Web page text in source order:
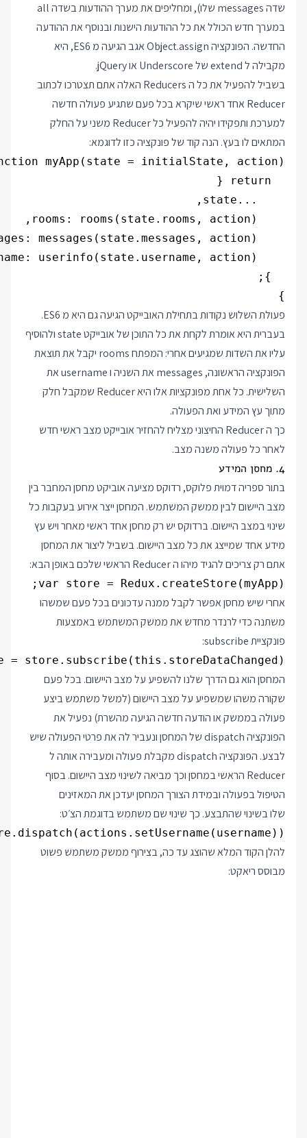
שדה messages שלו), ומחליפים את מערך ההודעות בשדה all
במערך חדש הכולל את כל ההודעות הישנות ובנוסף את ההודעה
החדשה. הפונקציה Object.assign אגב הגיעה מ ES6, היא
מקבילה ל extend של Underscore או jQuery.
בשביל להפעיל את כל ה Reducers האלה אתם תצטרכו לכתוב
Reducer אחד ראשי שיקרא בכל פעם שתגיע פעולה חדשה
למערכת ותפקידו יהיה להפעיל כל Reducer משני על החלק
המתאים לו בעץ. הנה קוד של פונקציה כזו לדוגמא:
}
פעולת השלוש נקודות בתחילת האובייקט הגיעה גם היא מ ES6.
בעברית היא אומרת לקחת את כל התוכן של אובייקט state ולהוסיף
עליו את השדות שמגיעים אחרי: המפתח rooms יקבל את תוצאת
הפונקציה הראשונה, messages את השניה ו username את
השלישית. כל אחת מפונקציות אלו היא Reducer שמקבל חלק
מתוך עץ המידע ואת הפעולה.
כך ה Reducer החיצוני מצליח להחזיר אובייקט מצב ראשי חדש
לאחר כל פעולה משנה מצב.
4. מחסן המידע
בתור ספריה דמוית פלוקס, רדוקס מציעה אוביקט מחסן המחבר בין
מצב היישום לבין ממשק המשתמש. המחסןייצר אירוע בעקבות כל
שינוי במצב היישום. ברדוקס יש רקמחסןאחד ראשי מאחר ויש עץ
מידע אחד שמייצג את כל מצב היישום. בשביל ליצור את המחסן
אתם רק צריכים להגיד מיהו ה Reducer הראשי שלכם באופן הבא:
var store = Redux.createStore(myApp);
אחרי שיש מחסן אפשר לקבל ממנה עדכונים בכל פעם שמשהו
משתנה כדי לרנדר מחדש את ממשק המשתמש באמצעות
פונקציית subscribe:
= store.subscribe(this.storeDataChanged);
המחסןהוא גם הדרך שלנו להשפיע על מצב היישום. בכל פעם
שקורה משהו שמשפיע על מצב היישום (למשל משתמש ביצע
פעולה בממשק או הודעה חדשה הגיעה מהשרת) נפעיל את
הפונקציה dispatch של ה
מחסןונעביר לה את פרטי הפעולה שיש
לבצע. הפונקציה dispatch מקבלת פעולה ומעבירה אותה ל
Reducer הראשי ב
מחסןוכך מביאה לשינוי מצב היישום. בסוף
הטיפול בפעולה ובמידת הצורך המחסןיעדכן את המאזינים
שלו בשינוי שהתבצע. כך שינוי שם משתמש בדוגמת הצ׳ט:
להלן הקוד המלא שהוצג עד כה, בצירוף ממשק משתמש פשוט
מבוסס ריאקט: